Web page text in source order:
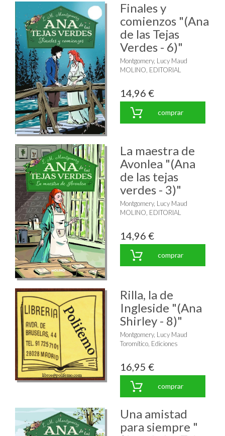
Finales y
comienzos "(Ana
de las Tejas
Verdes - 6)"
Montgomery, Lucy Maud
MOLINO, EDITORIAL
14,96 €
comprar
La maestra de
Avonlea "(Ana
de las tejas
verdes - 3)"
Montgomery, Lucy Maud
MOLINO, EDITORIAL
14,96 €
comprar
Rilla, la de
Ingleside "(Ana
Shirley - 8)"
Montgomery, Lucy Maud
Toromítico, Ediciones
16,95 €
comprar
Una amistad
para siempre "